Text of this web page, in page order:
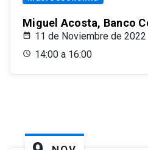
Miguel Acosta, Banco
11 de Noviembre de 2022
14:00 a 16:00